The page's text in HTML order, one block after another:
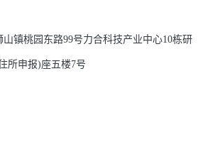
镇桃园东路99号力合科技产业中心10栋研
所申报)座五楼7号